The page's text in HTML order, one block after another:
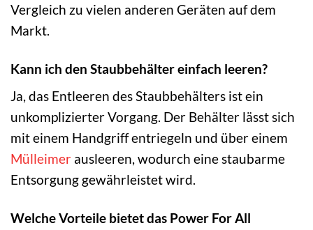
Vergleich zu vielen anderen Geräten auf dem
Markt.
Kann ich den Staubbehälter einfach leeren?
Ja, das Entleeren des Staubbehälters ist ein
unkomplizierter Vorgang. Der Behälter lässt sich
mit einem Handgriff entriegeln und über einem
Mülleimer ausleeren, wodurch eine staubarme
Entsorgung gewährleistet wird.
Welche Vorteile bietet das Power For All